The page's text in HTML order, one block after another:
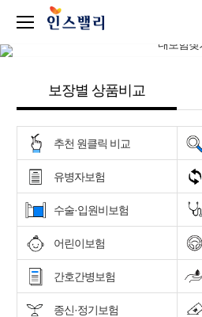
보장별 상품비교
추천 원클릭 비교
유병자보험
수술·입원비보험
어린이보험
간호간병보험
종신·정기보험